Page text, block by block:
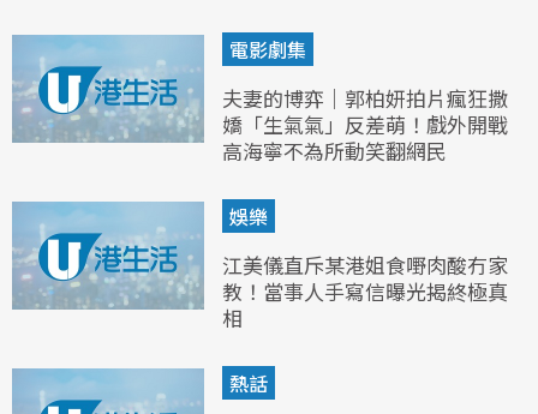
電影劇集
夫妻的博弈｜郭柏妍拍片瘋狂撒
嬌「生氣氣」反差萌！戲外開戰
高海寧不為所動笑翻網民
娛樂
江美儀直斥某港姐食嘢肉酸冇家
教！當事人手寫信曝光揭終極真
相
熱話